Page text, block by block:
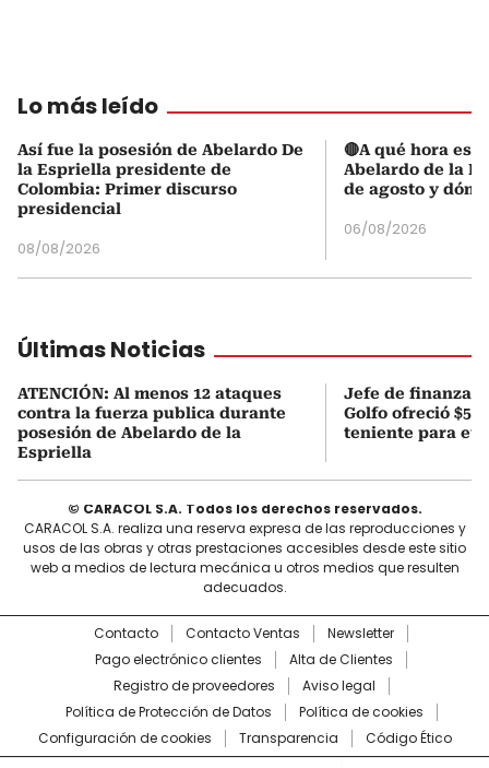
Lo más leído
Así fue la posesión de Abelardo De
la Espriella presidente de
Colombia: Primer discurso
presidencial
08/08/2026
🔴A qué hora es
Abelardo de la
de agosto y
06/08/2026
Últimas Noticias
ATENCIÓN: Al menos 12 ataques
contra la fuerza publica durante
posesión de Abelardo de la
Espriella
Jefe de finanzas
Golfo ofreció
teniente para
© CARACOL S.A. Todos los derechos reservados.
CARACOL S.A. realiza una reserva expresa de las reproducciones y
usos de las obras y otras prestaciones accesibles desde este sitio
web a medios de lectura mecánica u otros medios que resulten
adecuados.
Contacto Contacto Ventas
Newsletter
Pago electrónico clientes
Alta de Clientes
Registro de proveedores
Aviso legal
Política de Protección de Datos
Política de cookies
Configuración de cookies
Transparencia Código Ético